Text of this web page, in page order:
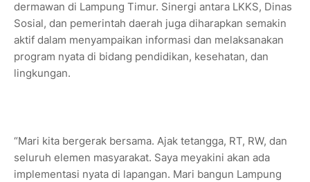
dermawan di Lampung Timur. Sinergi antara LKKS, Dinas
Sosial, dan pemerintah daerah juga diharapkan semakin
aktif dalam menyampaikan informasi dan melaksanakan
program nyata di bidang pendidikan, kesehatan, dan
lingkungan.
“Mari kita bergerak bersama. Ajak tetangga, RT, RW, dan
seluruh elemen masyarakat. Saya meyakini akan ada
implementasi nyata di lapangan. Mari bangun Lampung